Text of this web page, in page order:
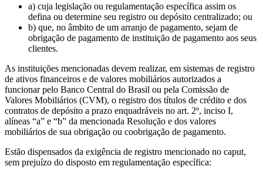
a) cuja legislação ou regulamentação específica assim os
defina ou determine seu registro ou depósito centralizado; ou
b) que, no âmbito de um arranjo de pagamento, sejam de
obrigação de pagamento de instituição de pagamento aos seus
clientes.
As instituições mencionadas devem realizar, em sistemas de registro
de ativos financeiros e de valores mobiliários autorizados a
funcionar pelo Banco Central do Brasil ou pela Comissão de
Valores Mobiliários (CVM), o registro dos títulos de crédito e dos
contratos de depósito a prazo enquadráveis no art. 2º, inciso I,
alíneas “a” e “b” da mencionada Resolução e dos valores
mobiliários de sua obrigação ou coobrigação de pagamento.
Estão dispensados da exigência de registro mencionado no caput,
sem prejuízo do disposto em regulamentação específica: